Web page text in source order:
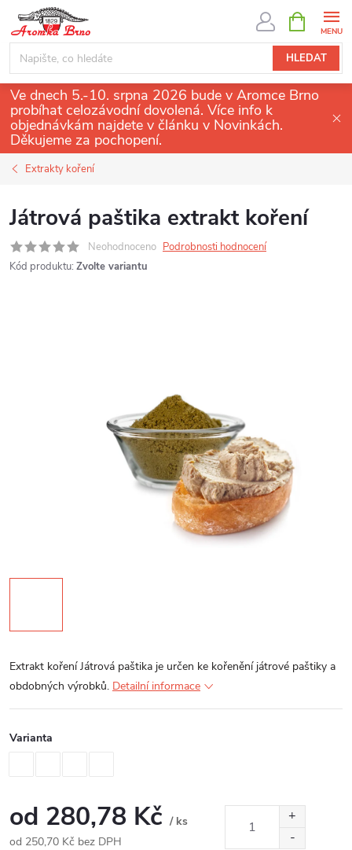
obsah
HLEDAT
NÁKUPNÍ
KOŠÍK
Ve dnech 5.-10. srpna 2026 bude v Aromce Brno
probíhat celozávodní dovolená. Více info k
objednávkám najdete v článku v Novinkách.
Děkujeme za pochopení.
Extrakty koření
Játrová paštika extrakt koření
Neohodnoceno Podrobnosti hodnocení
Kód produktu: Zvolte variantu
Extrakt koření Játrová paštika je určen ke kořenění játrové paštiky a
obdobných výrobků. Detailní informace
Varianta
od 280,78 Kč / ks
od 250,70 Kč bez DPH